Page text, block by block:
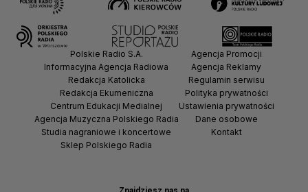
Polskie Radio S.A.
Informacyjna Agencja Radiowa
Redakcja Katolicka
Redakcja Ekumeniczna
Centrum Edukacji Medialnej
Agencja Muzyczna Polskiego Radia
Studia nagraniowe i koncertowe
Sklep Polskiego Radia
Agencja Promocji
Agencja Reklamy
Regulamin serwisu
Polityka prywatności
Ustawienia prywatności
Dane osobowe
Kontakt